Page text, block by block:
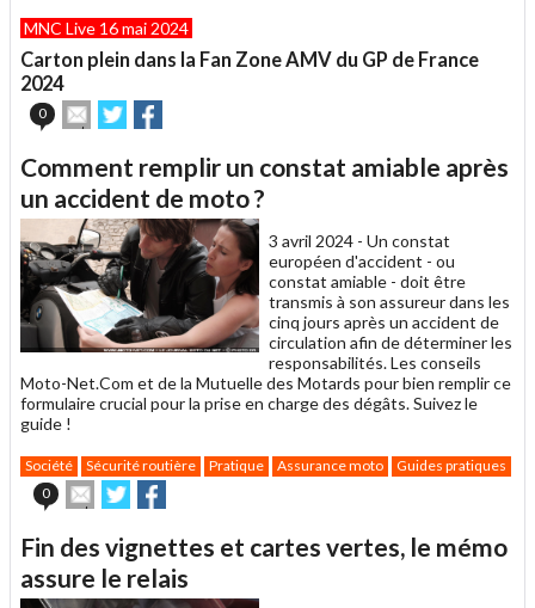
à
ami
MNC Live 16 mai 2024
Carton plein dans la Fan Zone AMV du GP de France
2024
0
Envoyer
cet
à
un
ami
Partager
sur sur
Comment remplir un constat amiable après
un accident de moto ?
3 avril 2024 - Un constat
européen d'accident - ou
constat amiable - doit être
transmis à son assureur dans les
cinq jours après un accident de
circulation afin de déterminer les
responsabilités. Les conseils
Moto-Net.Com et de la Mutuelle des Motards pour bien remplir ce
formulaire crucial pour la prise en charge des dégâts. Suivez le
guide !
Société Sécurité routière Pratique Assurance moto
Guides pratiques
0
Envoyer
cet
à
un
ami
Partager
sur sur
Fin des vignettes et cartes vertes, le mémo
assure le relais